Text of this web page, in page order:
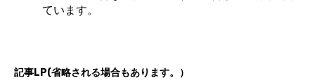
ています。
記事LP(省略される場合もあります。）